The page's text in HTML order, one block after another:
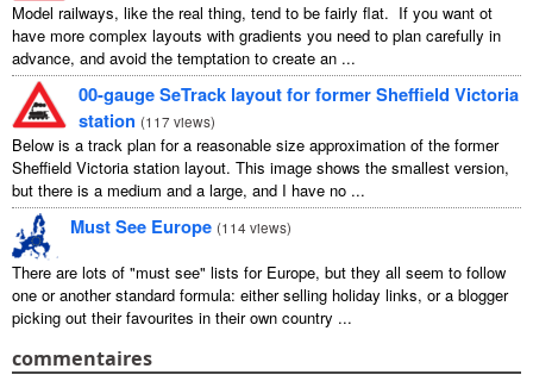
Model railways, like the real thing, tend to be fairly flat. If you want ot
have more complex layouts with gradients you need to plan carefully in
advance, and avoid the temptation to create an ...
00-gauge SeTrack layout for former Sheffield Victoria
station (117 views)
Below is a track plan for a reasonable size approximation of the former
Sheffield Victoria station layout. This image shows the smallest version,
but there is a medium and a large, and I have no ...
Must See Europe (114 views)
There are lots of "must see" lists for Europe, but they all seem to follow
one or another standard formula: either selling holiday links, or a blogger
picking out their favourites in their own country ...
commentaires